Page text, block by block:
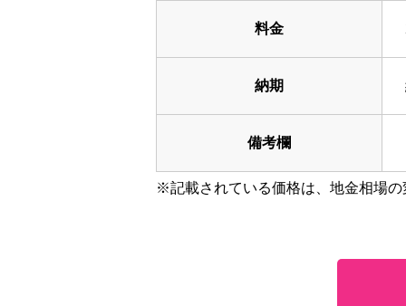
料金
納期
備考欄
※記載されている価格は、地金相場